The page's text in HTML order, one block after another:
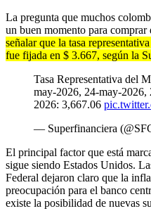
La pregunta que muchos
un buen momento para comprar
señalar que la tasa
fue fijada en $ 3.667, según la
Tasa Representativa del
may-2026, 24-may-
2026: 3,667.06
— Superfinanciera
El principal factor que está
sigue siendo Estados Unidos.
Federal dejaron claro que la
preocupación para el banco
existe la posibilidad de nuevas